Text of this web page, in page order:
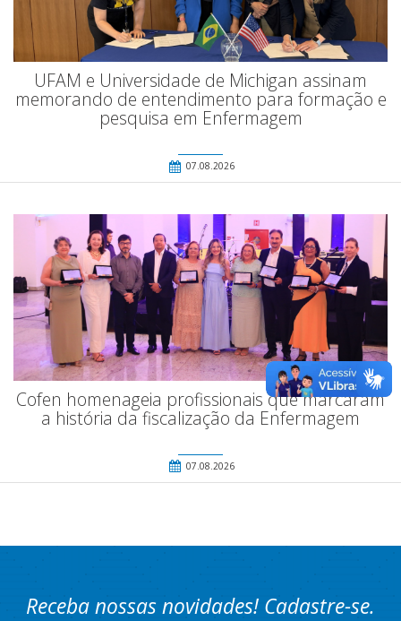
UFAM e Universidade de Michigan assinam
memorando de entendimento para formação e
pesquisa em Enfermagem
07.08.2026
Cofen homenageia profissionais que marcaram
a história da fiscalização da Enfermagem
07.08.2026
Receba nossas novidades! Cadastre-se.